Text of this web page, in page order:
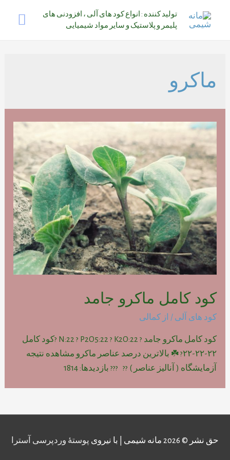
تولید کننده : انواع کود های آلی ، افزودنی های
پلیمر و پلاستیک و سایر مواد شیمیایی
ماکرو
کود کامل ماکرو جامد
کود های آلی / از کمالی
کود کامل ماکرو جامد ? N:22 ? P2O5:22 ? K2O:22 ?کود کامل
۲۲-۲۲-۲۲? ☘️ بالاترین درصد عناصر ماکرو مشاهده نتیجه
آزمایشگاه ( آنالیز عناصر ) ?? ??? بازدیدها: 1814
حق نشر © 2026 مانه شیمی | با نیروی پوستهٔ وردپرسی آسترا